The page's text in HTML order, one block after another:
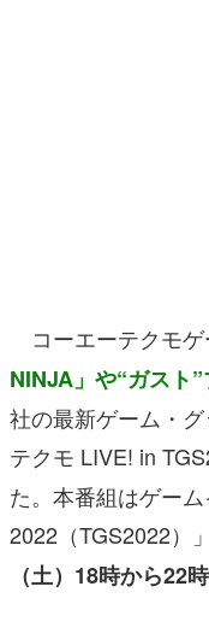
その他
電ファミニコゲーマー
コーエーテクモゲ
NINJA」や“ガスト
社の最新ゲーム・
テクモ LIVE! in
た。本番組はゲー
2022（TGS2022）
（土）18時から22